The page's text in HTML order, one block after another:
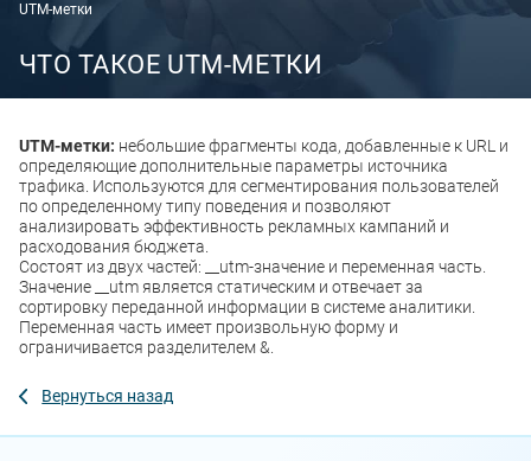
UTM-метки
ЧТО ТАКОЕ UTM-МЕТКИ
UTM-метки: небольшие фрагменты кода, добавленные к URL и
определяющие дополнительные параметры источника
трафика. Используются для сегментирования пользователей
по определенному типу поведения и позволяют
анализировать эффективность рекламных кампаний и
расходования бюджета.
Состоят из двух частей: __utm-значение и переменная часть.
Значение __utm является статическим и отвечает за
сортировку переданной информации в системе аналитики.
Переменная часть имеет произвольную форму и
ограничивается разделителем &.
Вернуться назад